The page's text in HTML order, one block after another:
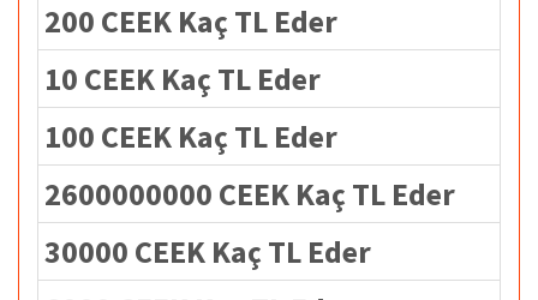
200 CEEK Kaç TL Eder
10 CEEK Kaç TL Eder
100 CEEK Kaç TL Eder
2600000000 CEEK Kaç TL Eder
30000 CEEK Kaç TL Eder